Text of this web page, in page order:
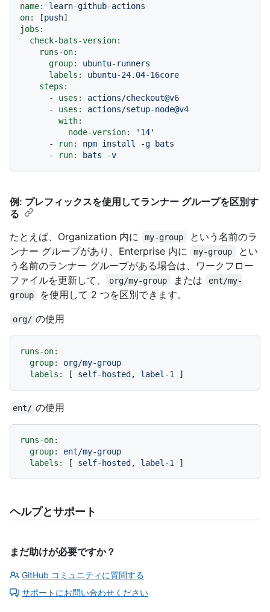
name:
learn-github-actions
on:
[push
jobs:
check-bats-version:
runs-on:
group:
ubuntu-runners
labels:
ubuntu-24.04-16core
steps:
-
uses:
actions/checkout@v6
-
uses:
actions/setup-node@v4
with:
node-version:
'14'
-
run: npm install -g
bats
-
run: bats -v
例: プレフィックスを使用してランナー グループを区別す
る
たとえば、Organization 内に
my-group
という名前のラ
ンナー グループがあり、Enterprise 内に
my-group
とい
う名前のランナー グループがある場合は、ワークフロー
ファイルを更新して、
org/my-group または
ent/my-
group
を使用して 2 つを区別できます。
org/ の使用
runs-on:
group:
org/my-group
labels:
[ self-hosted , label-1
ent/ の使用
runs-on:
group:
ent/my-group
labels:
[ self-hosted , label-1
ヘルプとサポート
まだ助けが必要ですか？
GitHub コミュニティに質問する
サポートにお問い合わせください